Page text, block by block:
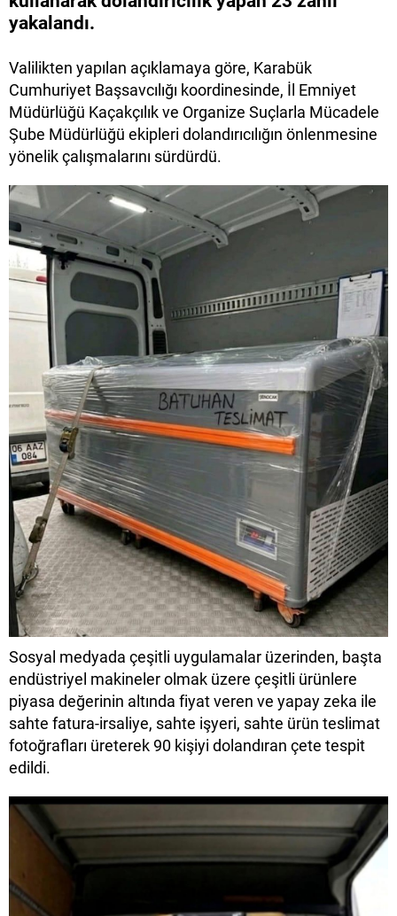
yakalandı.
Valilikten yapılan açıklamaya göre, Karabük
Cumhuriyet Başsavcılığı koordinesinde, İl Emniyet
Müdürlüğü Kaçakçılık ve Organize Suçlarla Mücadele
Şube Müdürlüğü ekipleri dolandırıcılığın önlenmesine
yönelik çalışmalarını sürdürdü.
Sosyal medyada çeşitli uygulamalar üzerinden, başta
endüstriyel makineler olmak üzere çeşitli ürünlere
piyasa değerinin altında fiyat veren ve yapay zeka ile
sahte fatura-irsaliye, sahte işyeri, sahte ürün teslimat
fotoğrafları üreterek 90 kişiyi dolandıran çete tespit
edildi.